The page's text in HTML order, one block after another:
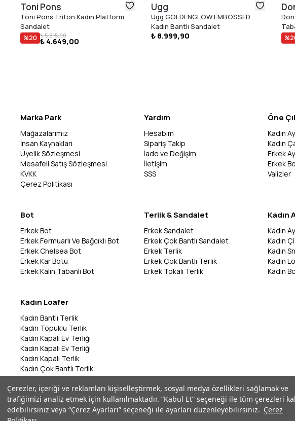
Çerezler, içeriği ve reklamları kişiselleştirmek, sosyal medya özellikleri sağlamak ve
trafiğimizi analiz etmek için kullanılmaktadır. “Kabul Et” seçeneği ile tüm çerezleri
edebilirsiniz veya “Çerez Ayarları” seçeneği ile ayarları düzenleyebilirsiniz. Çerez
Toni Pons
Toni Pons Triton Kadın Platform
Sandalet
%20 ₺ 5.815,00
₺ 4.649,00
Ugg
Ugg GOLDENGLOW EMBOSSED
Kadın Bantlı Sandalet
₺ 8.999,90 %
Marka Park
Mağazalarımız
İnsan Kaynakları
Üyelik Sözleşmesi
Mesafeli Satış Sözleşmesi
KVKK
Çerez Politikası
Yardım
Hesabım
Sipariş Takip
İade ve Değişim
İletişim
SSS
Öne
Kadın
Kadın
Erkek
Erkek
Valizler
Bot
Erkek Bot
Erkek Fermuarlı Ve Bağcıklı Bot
Erkek Chelsea Bot
Erkek Kar Botu
Erkek Kalın Tabanlı Bot
Terlik & Sandalet
Erkek Sandalet
Erkek Çok Bantlı Sandalet
Erkek Terlik
Erkek Çok Bantlı Terlik
Erkek Tokalı Terlik
Kadın
Kadın
Kadın
Kadın
Kadın
Kadın
Kadın Loafer
Kadın Bantlı Terlik
Kadın Topuklu Terlik
Kadın Kapalı Ev Terliği
Kadın Kapalı Ev Terliği
Kadın Kapalı Terlik
Kadın Çok Bantlı Terlik
Kadın Bantlı Terlik
Kadın Çok Bantlı Terlik
Kadın Parmak Arası Terlik